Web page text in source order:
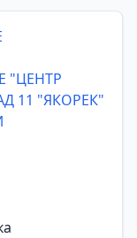
"ЦЕНТР
11 "ЯКОРЕК"